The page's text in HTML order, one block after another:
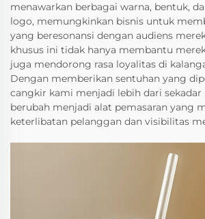
menawarkan berbagai warna, bentuk,
logo, memungkinkan bisnis untuk
yang beresonansi dengan audiens
khusus ini tidak hanya membantu
juga mendorong rasa loyalitas di
Dengan memberikan sentuhan yang
cangkir kami menjadi lebih dari
berubah menjadi alat pemasaran yang
keterlibatan pelanggan dan visibilitas